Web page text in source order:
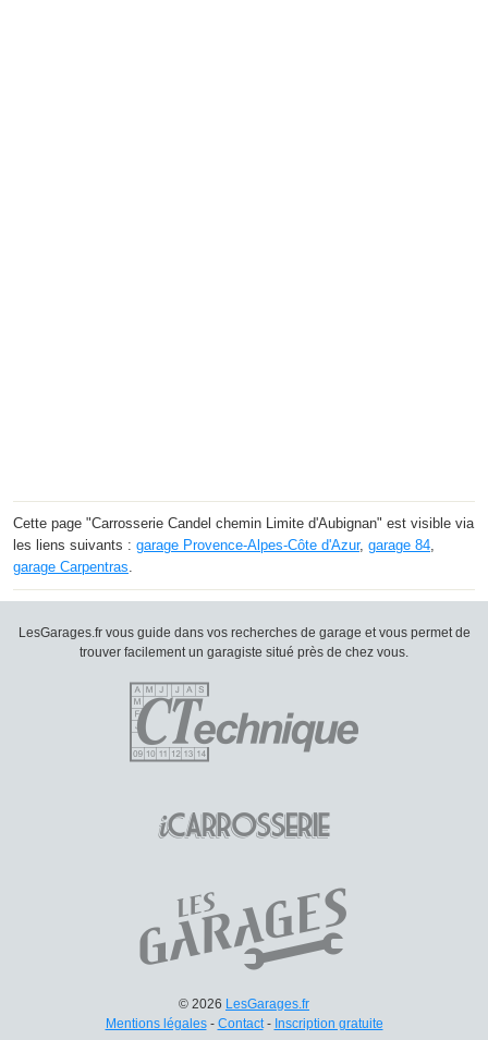
Cette page "Carrosserie Candel chemin Limite d'Aubignan" est visible via
les liens suivants : garage Provence-Alpes-Côte d'Azur, garage 84
garage Carpentras
LesGarages.fr vous guide dans vos recherches de garage et vous permet de
trouver facilement un garagiste situé près de chez vous.
© 2026 LesGarages.fr
Mentions légales- Contact- Inscription gratuite